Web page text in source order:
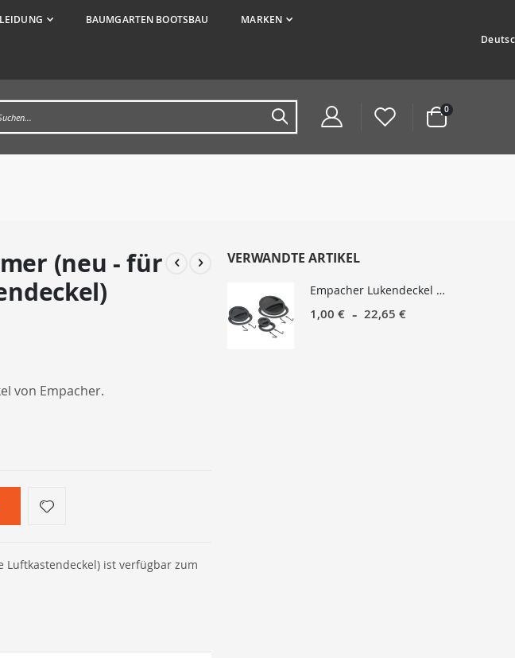
BAUMGARTEN BOOTSBAU MARKEN
Sprache
Warenkorb
0Artikel
(neu - für
von Empacher.
Luftkastendeckel) ist verfügbar zum
VERWANDTE ARTIKEL
Empacher Lukendeckel kleines, mittleres oder altes großes Modell
1,00 € 22,65 €